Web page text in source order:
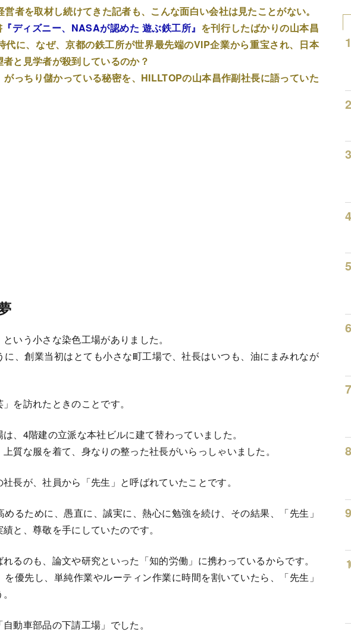
者を取材し続けてきた記者も、こんな面白い会社は見たことがない。
『ディズニー、NASAが認めた 遊ぶ鉄工所』 を刊行したばかりの山本昌
代に、なぜ、京都の鉄工所が世界最先端のVIP企業から重宝され、日本
と見学者が殺到しているのか？
っちり儲かっている秘密を、HILLTOPの山本昌作副社長に語っていた
いう小さな染色工場がありました。
、創業当初はとても小さな町工場で、社長はいつも、油にまみれなが
を訪れたときのことです。
、4階建の立派な本社ビルに建て替わっていました。
質な服を着て、身なりの整った社長がいらっしゃいました。
長が、社員から「先生」と呼ばれていたことです。
るために、愚直に、誠実に、熱心に勉強を続け、その結果、「先生」
と、尊敬を手にしていたのです。
るのも、論文や研究といった「知的労働」に携わっているからです。
優先し、単純作業やルーティン作業に時間を割いていたら、「先生」
動車部品の下請工場」でした。